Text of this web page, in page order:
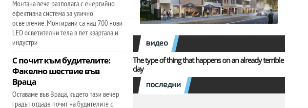
Монтана вече разполага с енергийно
ефективна система за улично
осветление. Монтирани са над 700 нови
LED осветителни тела в пет квартала и
индустри
С почит към будителите:
Факелно шествие във
Враца
Оставаме във Враца, където тази вечер
градът отдаде почит на будителите с
видео
The type of thing that happens on an already terrible
day
последни